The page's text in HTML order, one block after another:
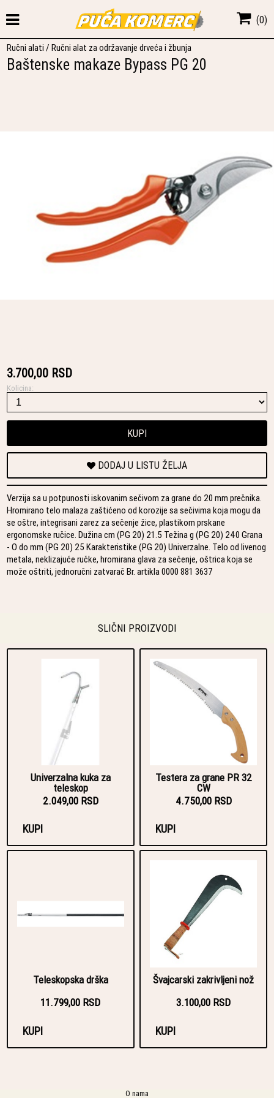
(0)
Ručni alati /Ručni alat za održavanje drveća i žbunja
Baštenske makaze Bypass PG 20
3.700,00 RSD
Kolicina:
KUPI
DODAJ U LISTU ŽELJA
Verzija sa u potpunosti iskovanim sečivom za grane do 20 mm prečnika.
Hromirano telo malaza zaštićeno od korozije sa sečivima koja mogu da
se oštre, integrisani zarez za sečenje žice, plastikom prskane
ergonomske ručice. Dužina cm (PG 20) 21.5 Težina g (PG 20) 240 Grana
- O do mm (PG 20) 25 Karakteristike (PG 20) Univerzalne. Telo od livenog
metala, neklizajuće ručke, hromirana glava za sečenje, oštrica koja se
može oštriti, jednoručni zatvarač Br. artikla 0000 881 3637
SLIČNI PROIZVODI
Univerzalna kuka za
teleskop
2.049,00 RSD
KUPI
Testera za grane PR 32
CW
4.750,00 RSD
KUPI
Teleskopska drška
11.799,00 RSD
KUPI
Švajcarski zakrivljeni nož
3.100,00 RSD
KUPI
O nama